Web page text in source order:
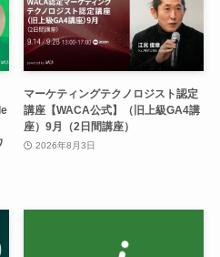
マーケティングテクノロジスト認定
講座【WACA公式】（旧上級GA4講
座）9月（2日間講座）
2026年8月3日